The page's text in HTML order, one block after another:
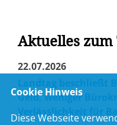
Aktuelles zum
22.07.2026
Landtag beschließt
Geld, weniger
Verlässlichkeit für
Cookie Hinweis
Diese Webseite